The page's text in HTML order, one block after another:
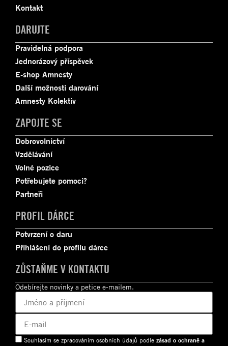
Kontakt
DARUJTE
Pravidelná podpora
Jednorázový příspěvek
E-shop Amnesty
Další možnosti darování
Amnesty Kolektiv
ZAPOJTE SE
Dobrovolnictví
Vzdělávání
Volné pozice
Potřebujete pomoci?
Partneři
PROFIL DÁRCE
Potvrzení o daru
Přihlášení do profilu dárce
ZŮSTAŇME V KONTAKTU
Odebírejte novinky a petice e-mailem.
Souhlasím se zpracováním osobních údajů podle zásad o ochraně a